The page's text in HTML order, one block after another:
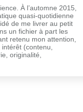
À l’automne 2015,
quasi-quotidienne
de me livrer au petit
un fichier à part les
retenu mon attention,
(contenu,
originalité,